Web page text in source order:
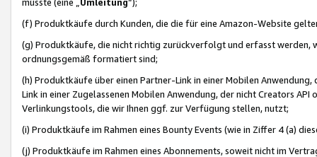
(f) Produktkäufe durch Kunden, die die für eine Amazon-Website
(g) Produktkäufe, die nicht richtig zurückverfolgt und erfasst werden,
ordnungsgemäß formatiert sind;
(h) Produktkäufe über einen Partner-Link in einer Mobilen
Link in einer Zugelassenen Mobilen Anwendung, der nicht Creators
Verlinkungstools, die wir Ihnen ggf. zur Verfügung stellen, nutzt;
(i) Produktkäufe im Rahmen eines Bounty Events (wie in Ziffer 4 (a)
(j) Produktkäufe im Rahmen eines Abonnements, soweit nicht im